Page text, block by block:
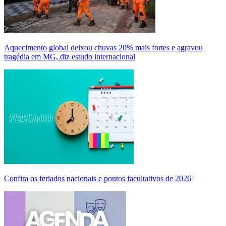
Aquecimento global deixou chuvas 20% mais fortes e agravou
tragédia em MG, diz estudo internacional
Confira os feriados nacionais e pontos facultativos de 2026